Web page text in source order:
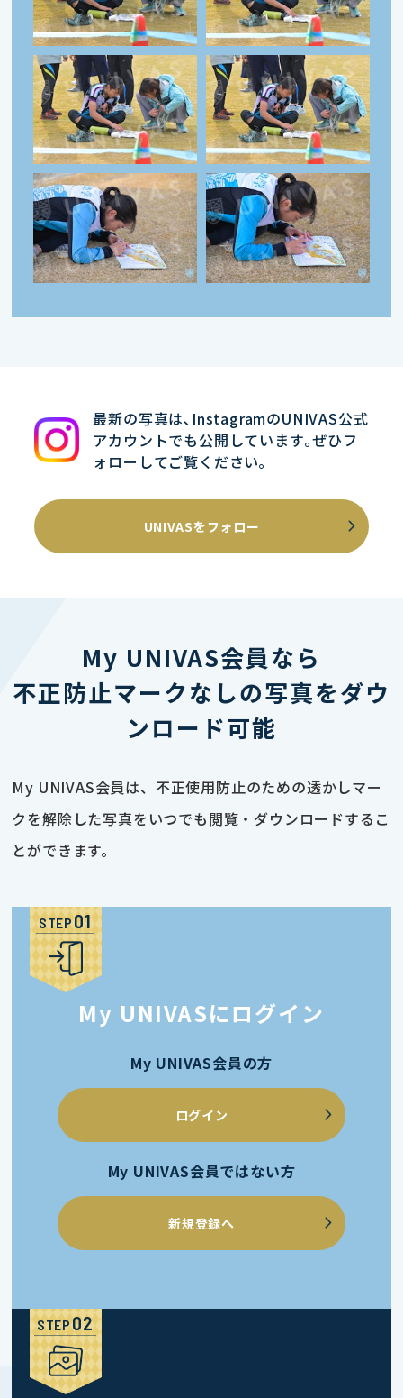
最新の写真は､InstagramのUNIVAS公式
アカウントでも公開しています｡ぜひフ
ォローしてご覧ください｡
UNIVASをフォロー
My UNIVAS会員なら
不正防止マークなしの写真をダウ
ンロード可能
My UNIVAS会員は、不正使用防止のための透かしマー
クを解除した写真をいつでも閲覧・ダウンロードするこ
とができます。
STEP
My UNIVASにログイン
My UNIVAS会員の方
ログイン
My UNIVAS会員ではない方
新規登録へ
STEP